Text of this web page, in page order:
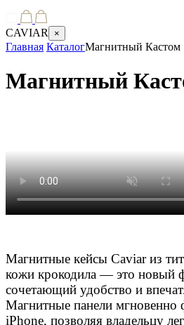
CAVIAR ×
Главная КаталогМагнитный Кастом
Магнитный
Магнитные кейсы Caviar из
кожи крокодила — это новый
сочетающий удобство и
Магнитные панели мгновенно
iPhone, позволяя владельцу